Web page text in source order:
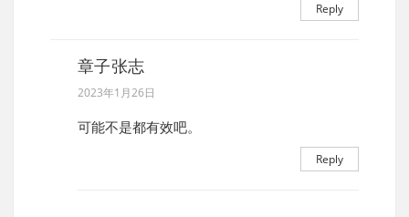
Reply
章子张志
2023年1月26日
可能不是都有效吧。
Reply